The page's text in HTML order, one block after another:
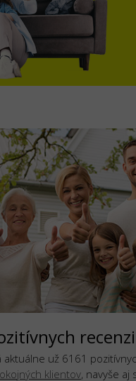
aktuálne už 6161
klientov, navyše aj